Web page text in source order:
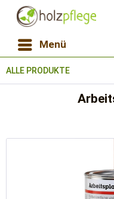
Menü
ALLE PRODUKTE